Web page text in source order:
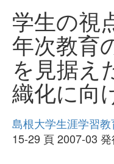
学生の視
年次教育
を見据え
織化に向
島根大学生涯学習
15-29 頁 2007-03